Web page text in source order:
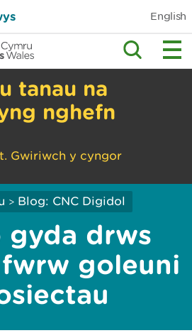
English
tanau na
nghefn
Gwiriwch y cyngor
> Blog: CNC Digidol
gyda drws
goleuni